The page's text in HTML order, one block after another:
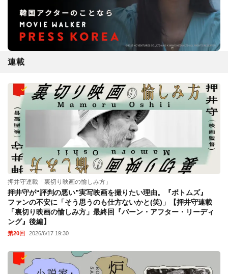
連載
押井守連載「裏切り映画の愉しみ方」
押井守が“評判の悪い”実写映画を撮りたい理由。『ボトムズ』
ファンの不安に「そう思うのも仕方ないかと(笑)」【押井守連載
「裏切り映画の愉しみ方」最終回『バーン・アフター・リーディ
ング』後編】
第20回 2026/6/17 19:30